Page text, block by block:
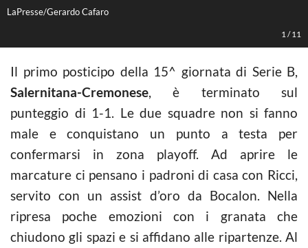
LaPresse/Gerardo Cafaro
1 /11
Il primo posticipo della 15^ giornata di Serie B,
Salernitana-Cremonese, è terminato sul
punteggio di 1-1. Le due squadre non si fanno
male e conquistano un punto a testa per
confermarsi in zona playoff. Ad aprire le
marcature ci pensano i padroni di casa con Ricci,
servito con un assist d’oro da Bocalon. Nella
ripresa poche emozioni con i granata che
chiudono gli spazi e si affidano alle ripartenze. Al